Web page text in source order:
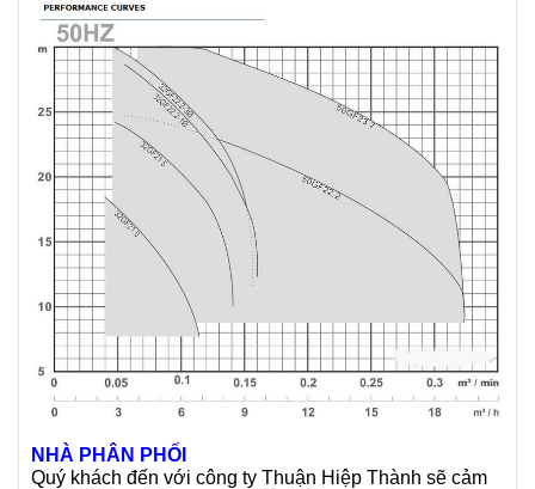
NHÀ PHÂN PHỐI
Quý khách đến với công ty Thuận Hiệp Thành sẽ cảm